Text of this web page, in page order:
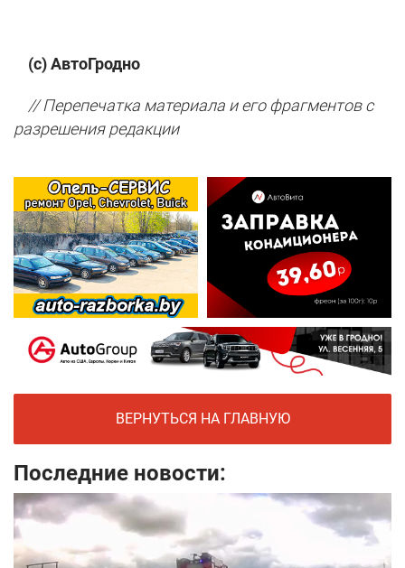
(с) АвтоГродно
// Перепечатка материала и его фрагментов с
разрешения редакции
ВЕРНУТЬСЯ НА ГЛАВНУЮ
Последние новости: